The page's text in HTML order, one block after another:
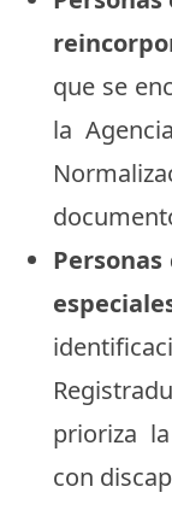
que se
la
prioriza
con